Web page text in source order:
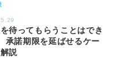
待ってもらうことはでき
承諾期限を延ばせるケー
説